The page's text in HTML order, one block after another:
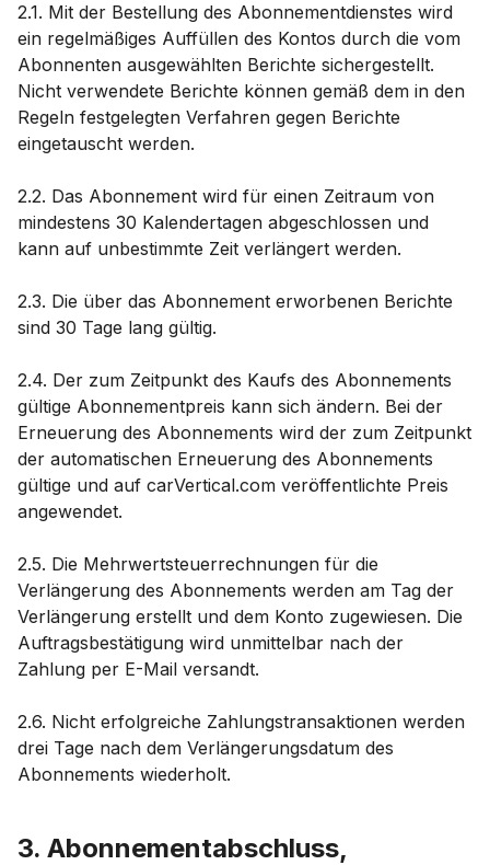
2.1. Mit der Bestellung des Abonnementdienstes wird
ein regelmäßiges Auffüllen des Kontos durch die vom
Abonnenten ausgewählten Berichte sichergestellt.
Nicht verwendete Berichte können gemäß dem in den
Regeln festgelegten Verfahren gegen Berichte
eingetauscht werden.
2.2. Das Abonnement wird für einen Zeitraum von
mindestens 30 Kalendertagen abgeschlossen und
kann auf unbestimmte Zeit verlängert werden.
2.3. Die über das Abonnement erworbenen Berichte
sind 30 Tage lang gültig.
2.4. Der zum Zeitpunkt des Kaufs des Abonnements
gültige Abonnementpreis kann sich ändern. Bei der
Erneuerung des Abonnements wird der zum Zeitpunkt
der automatischen Erneuerung des Abonnements
gültige und auf carVertical.com veröffentlichte Preis
angewendet.
2.5. Die Mehrwertsteuerrechnungen für die
Verlängerung des Abonnements werden am Tag der
Verlängerung erstellt und dem Konto zugewiesen. Die
Auftragsbestätigung wird unmittelbar nach der
Zahlung per E-Mail versandt.
2.6. Nicht erfolgreiche Zahlungstransaktionen werden
drei Tage nach dem Verlängerungsdatum des
Abonnements wiederholt.
3. Abonnementabschluss,